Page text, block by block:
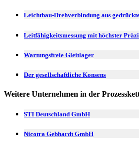
Leichtbau-Drehverbindung aus
Leitfähigkeitsmessung mit höchster
Wartungsfreie Gleitlager
Der gesellschaftliche Konsens
Weitere Unternehmen in der
STI Deutschland GmbH
Nicotra Gebhardt GmbH